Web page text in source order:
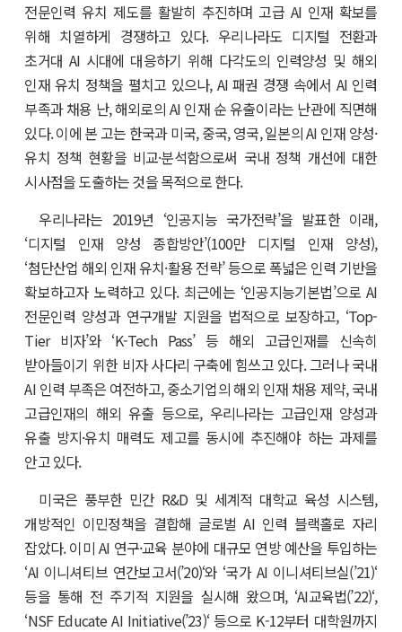
전문인력 유치 제도를 활발히 추진하며 고급 AI 인재 확보를
위해 치열하게 경쟁하고 있다. 우리나라도 디지털 전환과
초거대 AI 시대에 대응하기 위해 다각도의 인력양성 및 해외
인재 유치 정책을 펼치고 있으나, AI 패권 경쟁 속에서 AI 인력
부족과 채용 난, 해외로의 AI 인재 순 유출이라는 난관에 직면해
있다. 이에 본 고는 한국과 미국, 중국, 영국, 일본의 AI 인재 양성·
유치 정책 현황을 비교·분석함으로써 국내 정책 개선에 대한
시사점을 도출하는 것을 목적으로 한다.
우리나라는 2019년 ‘인공지능 국가전략’을 발표한 이래,
‘디지털 인재 양성 종합방안’(100만 디지털 인재 양성),
‘첨단산업 해외 인재 유치·활용 전략’ 등으로 폭넓은 인력 기반을
확보하고자 노력하고 있다. 최근에는 ‘인공지능기본법’으로 AI
전문인력 양성과 연구개발 지원을 법적으로 보장하고, ‘Top-
Tier 비자’와 ‘K-Tech Pass’ 등 해외 고급인재를 신속히
받아들이기 위한 비자 사다리 구축에 힘쓰고 있다. 그러나 국내
AI 인력 부족은 여전하고, 중소기업의 해외 인재 채용 제약, 국내
고급인재의 해외 유출 등으로, 우리나라는 고급인재 양성과
유출 방지·유치 매력도 제고를 동시에 추진해야 하는 과제를
안고 있다.
미국은 풍부한 민간 R&D 및 세계적 대학교 육성 시스템,
개방적인 이민정책을 결합해 글로벌 AI 인력 블랙홀로 자리
잡았다. 이미 AI 연구·교육 분야에 대규모 연방 예산을 투입하는
‘AI 이니셔티브 연간보고서(’20)‘와 ‘국가 AI 이니셔티브실(’21)‘
등을 통해 전 주기적 지원을 실시해 왔으며, ‘AI교육법(’22)‘,
‘NSF Educate AI Initiative(’23)‘ 등으로 K-12부터 대학원까지